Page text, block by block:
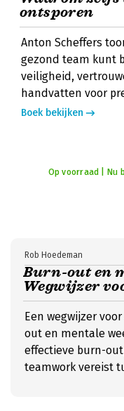
ontsporen
Anton Scheffers
gezond team kunt
veiligheid,
handvatten voor
Boek bekijken
Op voorraad | Nu
Burn-out en
Wegwijzer
Rob Hoedeman
Een wegwijzer
out en mentale
effectieve burn-
teamwork vereist